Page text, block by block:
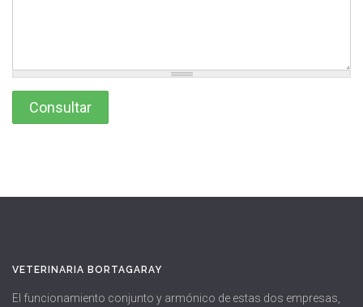
VETERINARIA BORTAGARAY
El funcionamiento conjunto y armónico de estas dos empresas,